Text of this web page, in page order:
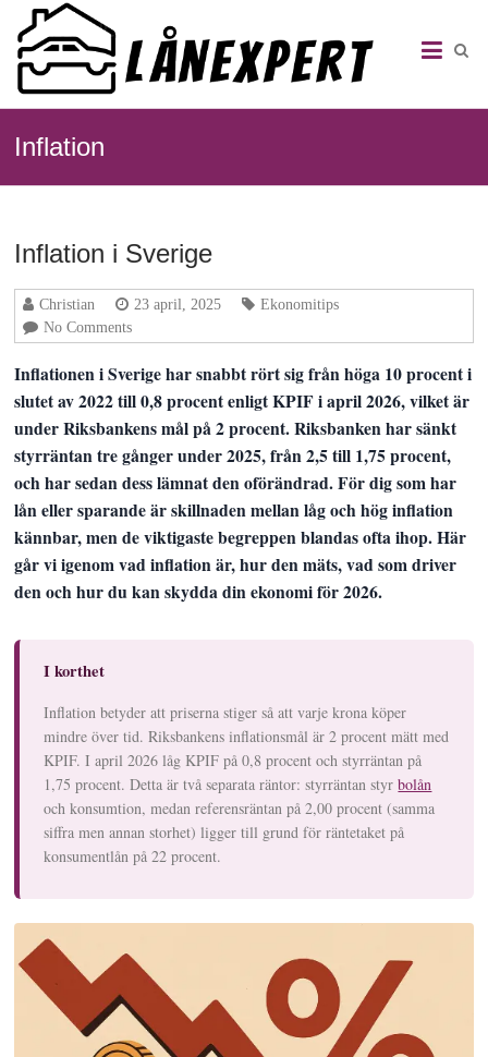
content
Lånexpert
–
Välkommen
till
på
Inflation
Inflation i Sverige
Christian 23 april, 2025
Ekonomitips
No Comments
Inflationen i Sverige har snabbt rört sig från höga 10 procent i
slutet av 2022 till 0,8 procent enligt KPIF i april 2026, vilket är
under Riksbankens mål på 2 procent. Riksbanken har sänkt
styrräntan tre gånger under 2025, från 2,5 till 1,75 procent,
och har sedan dess lämnat den oförändrad. För dig som har
lån eller sparande är skillnaden mellan låg och hög inflation
kännbar, men de viktigaste begreppen blandas ofta ihop. Här
går vi igenom vad inflation är, hur den mäts, vad som driver
den och hur du kan skydda din ekonomi för 2026.
I korthet
Inflation betyder att priserna stiger så att varje krona köper
mindre över tid. Riksbankens inflationsmål är 2 procent mätt med
KPIF. I april 2026 låg KPIF på 0,8 procent och styrräntan på
1,75 procent. Detta är två separata räntor: styrräntan styrbolån
och konsumtion, medan referensräntan på 2,00 procent (samma
siffra men annan storhet) ligger till grund för räntetaket på
konsumentlån på 22 procent.